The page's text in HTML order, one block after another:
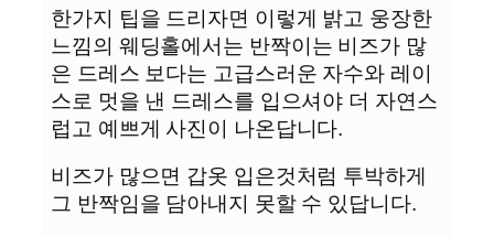
한가지 팁을 드리자면 이렇게 밝고 웅장한
느낌의 웨딩홀에서는 반짝이는 비즈가 많
은 드레스 보다는 고급스러운 자수와 레이
스로 멋을 낸 드레스를 입으셔야 더 자연스
럽고 예쁘게 사진이 나온답니다.
비즈가 많으면 갑옷 입은것처럼 투박하게
그 반짝임을 담아내지 못할 수 있답니다.